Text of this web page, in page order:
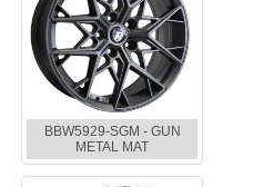
BBW5929-SGM - GUN
METAL MAT